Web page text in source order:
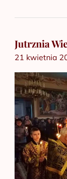
Jutrznia
21 kwietnia
Jutrznia
Wielkiego
Piątku